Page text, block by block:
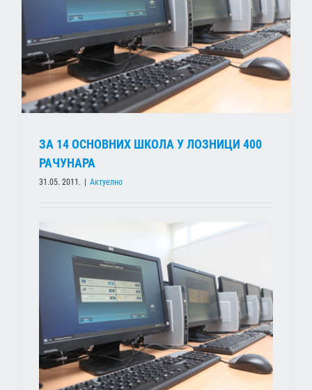
ЗА 14 ОСНОВНИХ ШКОЛА У ЛОЗНИЦИ 400
РАЧУНАРА
31.05. 2011. Актуелно